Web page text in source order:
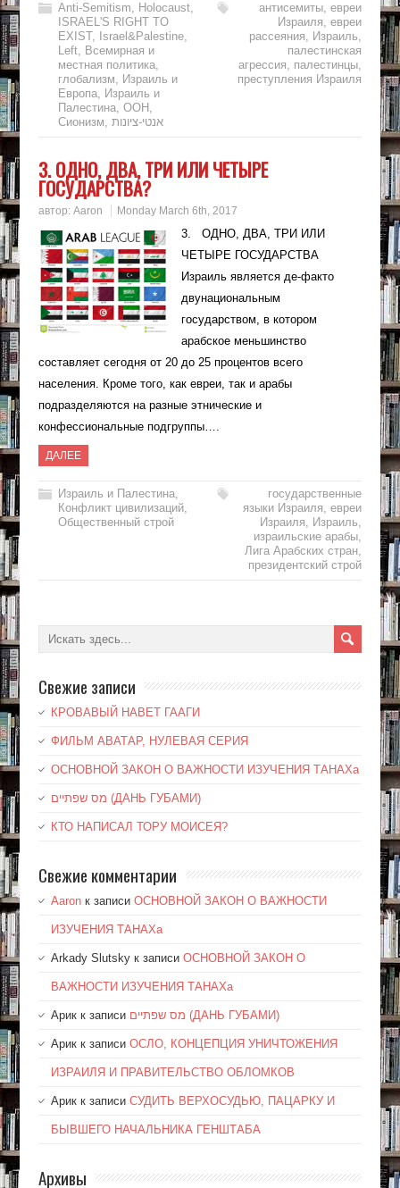
Anti-Semitism, Holocaust,
ISRAEL'S RIGHT TO
EXIST, Israel&Palestine,
Left, Всемирная и
местная политика,
глобализм, Израиль и
Европа, Израиль и
Палестина, ООН ,
Сионизм, אנטי-ציונות
антисемиты,евреи
Израиля,евреи
рассеяния, Израиль,
палестинская
агрессия, палестинцы,
преступления Израиля
3. ОДНО, ДВА, ТРИ ИЛИ ЧЕТЫРЕ
ГОСУДАРСТВА?
автор: Aaron Monday March 6th, 2017
3. ОДНО, ДВА, ТРИ ИЛИ
ЧЕТЫРЕ ГОСУДАРСТВА
Израиль является де-факто
двунациональным
государством, в котором
арабское меньшинство
составляет сегодня от 20 до 25 процентов всего
населения. Кроме того, как евреи, так и арабы
подразделяются на разные этнические и
конфессиональные подгруппы….
ДАЛЕЕ
Израиль и Палестина,
Конфликт цивилизаций,
Общественный строй
государственные
языки Израиля,евреи
Израиля, Израиль,
израильские арабы,
Лига Арабских стран,
президентский строй
Свежие записи
КРОВАВЫЙ НАВЕТ ГААГИ
ФИЛЬМ АВАТАР, НУЛЕВАЯ СЕРИЯ
ОСНОВНОЙ ЗАКОН О ВАЖНОСТИ ИЗУЧЕНИЯ ТАНАХа
מס שפתיים (ДАНЬ ГУБАМИ)
КТО НАПИСАЛ ТОРУ МОИСЕЯ?
Свежие комментарии
Aaronк записи ОСНОВНОЙ ЗАКОН О ВАЖНОСТИ
ИЗУЧЕНИЯ ТАНАХа
Arkady Slutskyк записи ОСНОВНОЙ ЗАКОН О
ВАЖНОСТИ ИЗУЧЕНИЯ ТАНАХа
Арикк записи מס שפתיים (ДАНЬ ГУБАМИ)
Арикк записи ОСЛО, КОНЦЕПЦИЯ УНИЧТОЖЕНИЯ
ИЗРАИЛЯ И ПРАВИТЕЛЬСТВО ОБЛОМКОВ
Арикк записи СУДИТЬ ВЕРХОСУДЬЮ, ПАЦАРКУ И
БЫВШЕГО НАЧАЛЬНИКА ГЕНШТАБА
Архивы